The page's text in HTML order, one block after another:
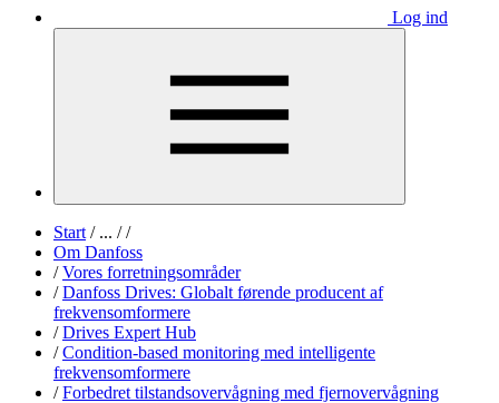
Log ind
Start /... / /
Om Danfoss
/ Vores forretningsområder
/ Danfoss Drives: Globalt førende producent af
frekvensomformere
/ Drives Expert Hub
/ Condition-based monitoring med intelligente
frekvensomformere
/ Forbedret tilstandsovervågning med fjernovervågning